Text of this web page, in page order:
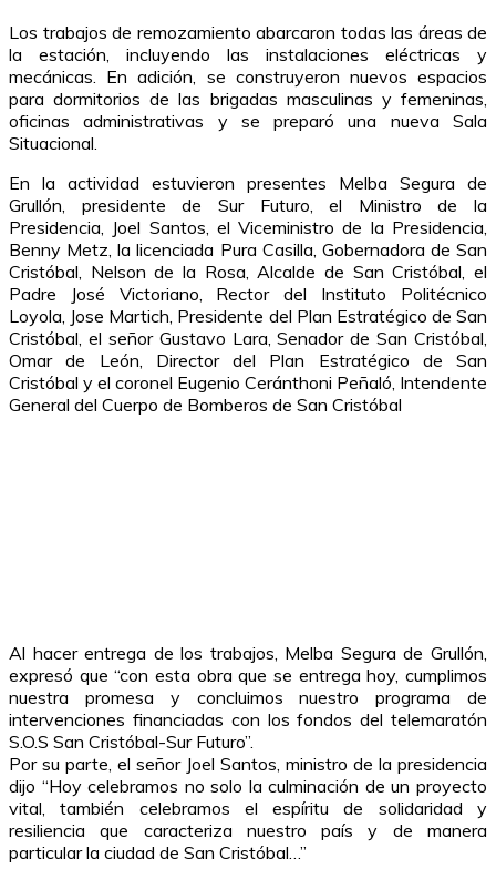
Los trabajos de remozamiento abarcaron todas las áreas de
la estación, incluyendo las instalaciones eléctricas y
mecánicas. En adición, se construyeron nuevos espacios
para dormitorios de las brigadas masculinas y femeninas,
oficinas administrativas y se preparó una nueva Sala
Situacional.
En la actividad estuvieron presentes Melba Segura de
Grullón, presidente de Sur Futuro, el Ministro de la
Presidencia, Joel Santos, el Viceministro de la Presidencia,
Benny Metz, la licenciada Pura Casilla, Gobernadora de San
Cristóbal, Nelson de la Rosa, Alcalde de San Cristóbal, el
Padre José Victoriano, Rector del Instituto Politécnico
Loyola, Jose Martich, Presidente del Plan Estratégico de San
Cristóbal, el señor Gustavo Lara, Senador de San Cristóbal,
Omar de León, Director del Plan Estratégico de San
Cristóbal y el coronel Eugenio Ceránthoni Peñaló, Intendente
General del Cuerpo de Bomberos de San Cristóbal
Al hacer entrega de los trabajos, Melba Segura de Grullón,
expresó que “con esta obra que se entrega hoy, cumplimos
nuestra promesa y concluimos nuestro programa de
intervenciones financiadas con los fondos del telemaratón
S.O.S San Cristóbal-Sur Futuro”.
Por su parte, el señor Joel Santos, ministro de la presidencia
dijo “Hoy celebramos no solo la culminación de un proyecto
vital, también celebramos el espíritu de solidaridad y
resiliencia que caracteriza nuestro país y de manera
particular la ciudad de San Cristóbal…”